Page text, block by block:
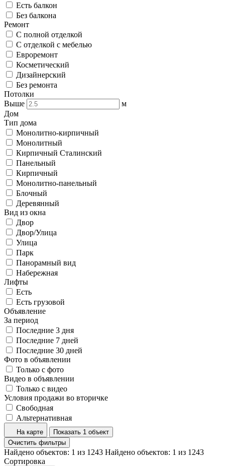
Есть балкон
Без балкона
Ремонт
С полной отделкой
С отделкой с мебелью
Евроремонт
Косметический
Дизайнерский
Без ремонта
Потолки
Выше
м
Дом
Тип дома
Монолитно-кирпичный
Монолитный
Кирпичный Сталинский
Панельный
Кирпичный
Монолитно-панельный
Блочный
Деревянный
Вид из окна
Двор
Двор/Улица
Улица
Парк
Панорамный вид
Набережная
Лифты
Есть
Есть грузовой
Объявление
За период
Последние 3 дня
Последние 7 дней
Последние 30 дней
Фото в объявлении
Только с фото
Видео в объявлении
Только с видео
Условия продажи во вторичке
Свободная
Альтернативная
На карте
Показать 1 объект
Очистить фильтры
Найдено объектов: 1 из 1243 Найдено объектов: 1 из 1243
Сортировка